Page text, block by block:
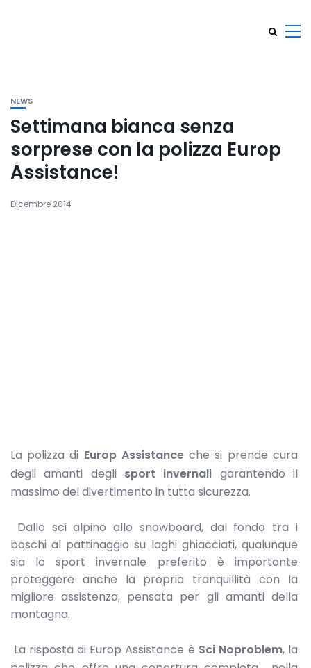
NEWS
Settimana bianca senza
sorprese con la polizza Europ
Assistance!
Dicembre 2014
La polizza di Europ Assistanceche si prende cura
degli amanti degli sport invernali garantendo il
massimo del divertimento in tutta sicurezza.
Dallo sci alpino allo snowboard, dal fondo tra i
boschi al pattinaggio su laghi ghiacciati, qualunque
sia lo sport invernale preferito è importante
proteggere anche la propria tranquillità con la
migliore assistenza, pensata per gli amanti della
montagna.
La risposta di Europ Assistance è Sci Noproblem, la